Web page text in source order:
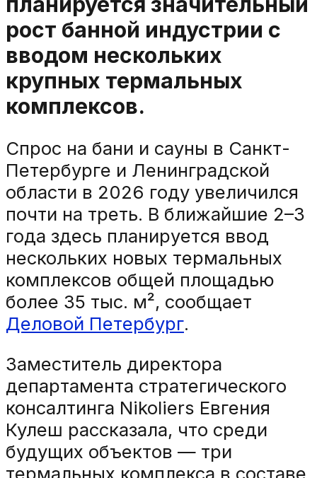
рост банной индустрии с
вводом нескольких
крупных термальных
комплексов.
Спрос на бани и сауны в Санкт-
Петербурге и Ленинградской
области в 2026 году увеличился
почти на треть. В ближайшие 2–3
года здесь планируется ввод
нескольких новых термальных
комплексов общей площадью
более 35 тыс. м², сообщает
Деловой Петербург.
Заместитель директора
департамента стратегического
консалтинга Nikoliers Евгения
Кулеш рассказала, что среди
будущих объектов — три
термальных комплекса в составе